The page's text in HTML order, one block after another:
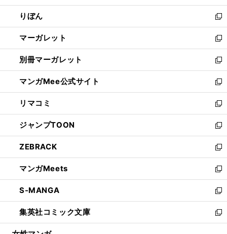
開
く
ウ
で
開
く
ン
ド
ウ
で
開
く
ウ
ィ
ン
ド
ウ
で
開
く
りぼん
新
し
い
ウ
ィ
ン
ド
ウ
で
開
く
マーガレット
新
し
い
ウ
ィ
ン
ド
ウ
で
開
く
別冊マーガレット
新
し
い
ウ
ィ
ン
ド
ウ
で
開
く
マンガMee公式サイト
新
し
い
ウ
ィ
ン
ド
ウ
で
開
く
リマコミ
新
し
い
ウ
ィ
ン
ド
ウ
で
開
く
ジャンプTOON
新
し
い
ウ
ィ
ン
ド
ウ
で
開
ZEBRACK
新
し
い
ウ
ィ
ン
ド
ウ
マンガMeets
新
し
い
ウ
ィ
ン
S-MANGA
新
し
い
ウ
集英社コミック文庫
新
し